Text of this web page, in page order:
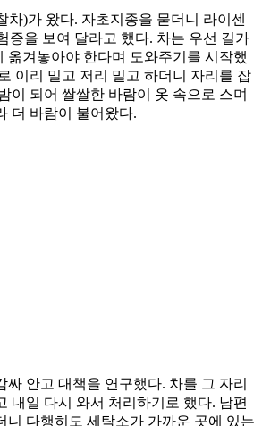
차)가 왔다. 자초지종을 묻더니 라이센
증을 보여 달라고 했다. 차는 우선 길가
옮겨놓아야 한다며 도와주기를 시작했
이리 밀고 저리 밀고 하더니 자리를 잡
이 되어 쌀쌀한 바람이 옷 속으로 스며
더 바람이 불어왔다.
싸 안고 대책을 연구했다. 차를 그 자리
내일 다시 와서 처리하기로 했다. 남편
니 다행히도 세탁소가 가까운 곳에 있는